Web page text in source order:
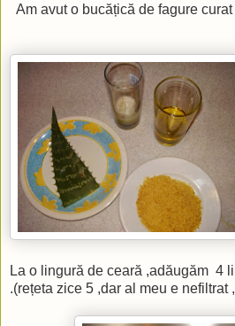
Am avut o bucățică de fagure
La o lingură de ceară ,adăugăm 4
.(rețeta zice 5 ,dar al meu e nefiltrat